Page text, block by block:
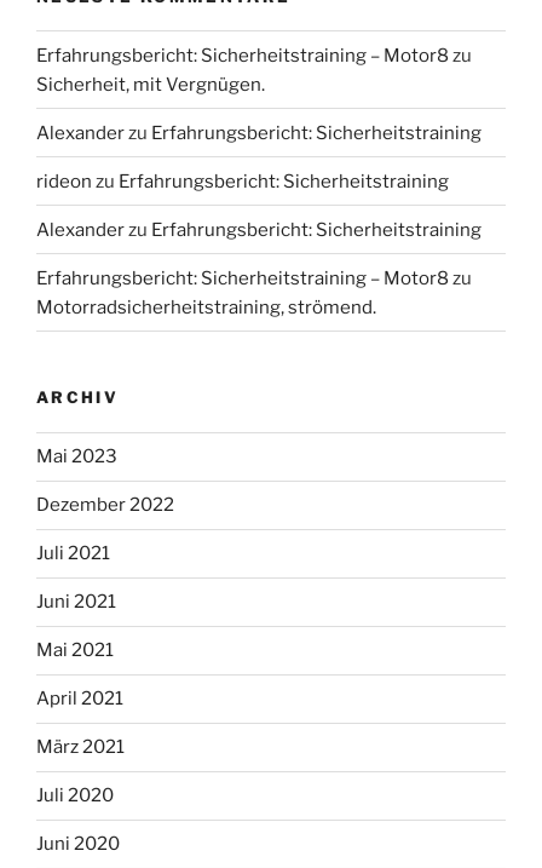
Erfahrungsbericht: Sicherheitstraining – Motor8 zu
Sicherheit, mit Vergnügen.
Alexanderzu Erfahrungsbericht: Sicherheitstraining
rideon zu Erfahrungsbericht: Sicherheitstraining
Alexanderzu Erfahrungsbericht: Sicherheitstraining
Erfahrungsbericht: Sicherheitstraining – Motor8 zu
Motorradsicherheitstraining, strömend.
ARCHIV
Mai 2023
Dezember 2022
Juli 2021
Juni 2021
Mai 2021
April 2021
März 2021
Juli 2020
Juni 2020